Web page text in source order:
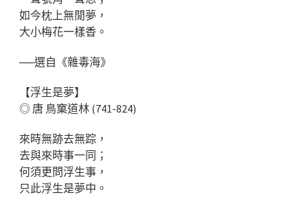
如今枕上無閒夢，
大小梅花一樣香。
──選自《雜毒海》
【浮生是夢】
◎ 唐 鳥窠道林 (741-824)
來時無跡去無踪，
去與來時事一同；
何須更問浮生事，
只此浮生是夢中。